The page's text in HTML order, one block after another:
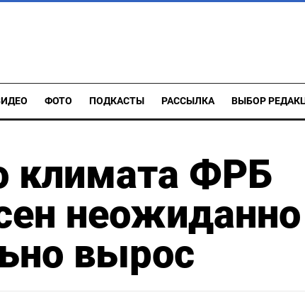
ФОТО ПОДКАСТЫ РАССЫЛКА ВЫБОР
климата ФРБ
неожиданно
вырос